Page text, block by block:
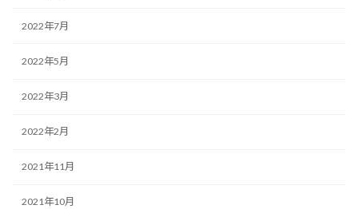
2022年7月
2022年5月
2022年3月
2022年2月
2021年11月
2021年10月